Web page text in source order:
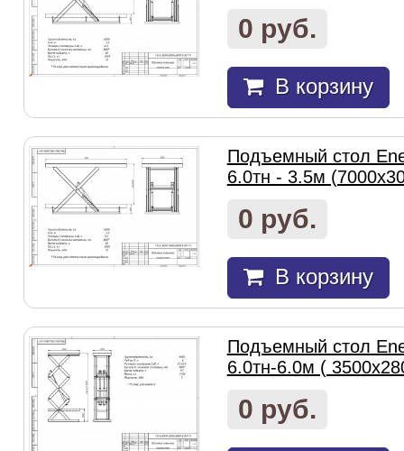
0 руб.
В корзину
Подъемный стол
6.0тн - 3.5м
0 руб.
В корзину
Подъемный стол
6.0тн-6.0м (
0 руб.